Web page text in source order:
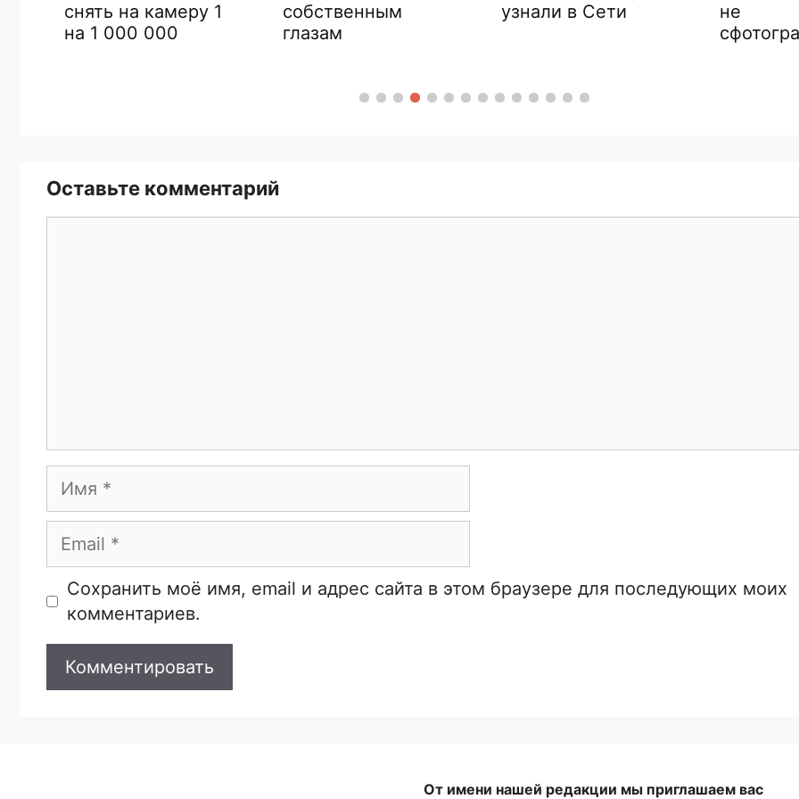
снять на камеру 1
на 1 000 000
собственным
глазам
узнали в Сети
не
Оставьте комментарий
Имя
Email
Сайт
Сохранить моё имя, email и адрес сайта в этом браузере для последующих моих
комментариев.
От имени нашей редакции мы приглашаем вас